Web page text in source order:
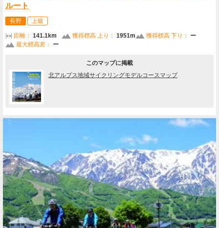
ルート
長野 上級
距離： 141.1km 獲得標高 上り： 1951m 獲得標高 下り：
ー
最大標高差：
ー
このマップに掲載
北アルプス地域サイクリングモデルコースマップ